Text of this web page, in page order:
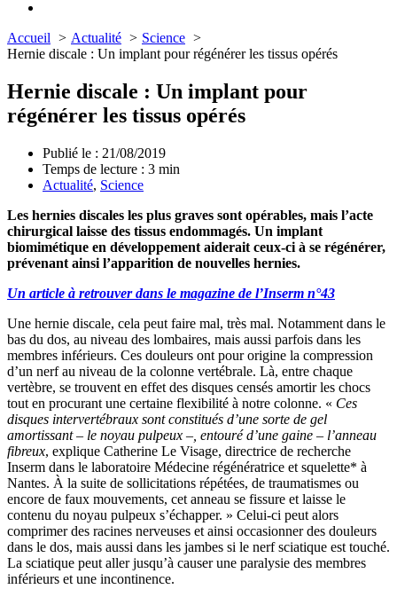
Accueil Actualité
Science
Hernie discale : Un implant pour régénérer les tissus opérés
Hernie discale : Un implant pour
régénérer les tissus opérés
Publié le : 21/08/2019
Temps de lecture : 3 min
Actualité, Science
Les hernies discales les plus graves sont opérables, mais l’acte
chirurgical laisse des tissus endommagés. Un implant
biomimétique en développement aiderait ceux-ci à se régénérer,
prévenant ainsi l’apparition de nouvelles hernies.
Un article à retrouver dans le magazine de l’Inserm n°43
Une hernie discale, cela peut faire mal, très mal. Notamment dans le
bas du dos, au niveau des lombaires, mais aussi parfois dans les
membres inférieurs. Ces douleurs ont pour origine la compression
d’un nerf au niveau de la colonne vertébrale. Là, entre chaque
vertèbre, se trouvent en effet des disques censés amortir les chocs
tout en procurant une certaine flexibilité à notre colonne. « Ces
disques intervertébraux sont constitués d’une sorte de gel
amortissant – le noyau pulpeux –, entouré d’une gaine – l’anneau
fibreux, explique Catherine Le Visage, directrice de recherche
Inserm dans le laboratoire Médecine régénératrice et squelette* à
Nantes. À la suite de sollicitations répétées, de traumatismes ou
encore de faux mouvements, cet anneau se fissure et laisse le
contenu du noyau pulpeux s’échapper. » Celui-ci peut alors
comprimer des racines nerveuses et ainsi occasionner des douleurs
dans le dos, mais aussi dans les jambes si le nerf sciatique est touché.
La sciatique peut aller jusqu’à causer une paralysie des membres
inférieurs et une incontinence.